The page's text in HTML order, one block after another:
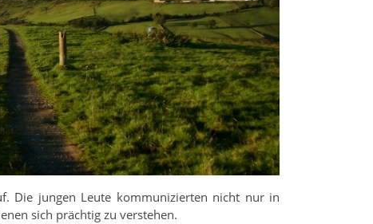
Die jungen Leute kommunizierten nicht nur in
sich prächtig zu verstehen.